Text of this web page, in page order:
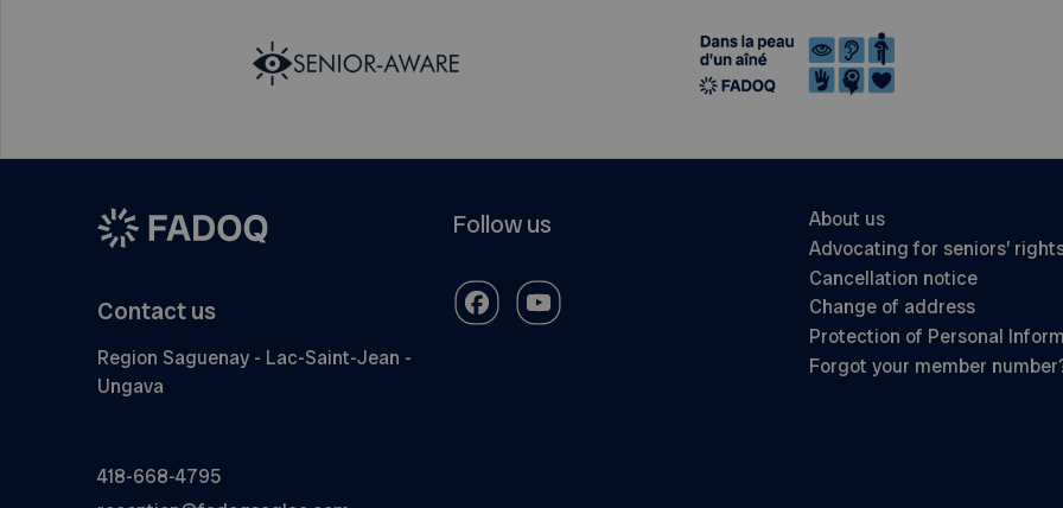
Contact us
Region Saguenay - Lac-Saint-Jean -
Ungava
418-668-4795
Follow us
About us
Advocating for seniors’
Cancellation notice
Change of address
Protection of Personal
Forgot your member